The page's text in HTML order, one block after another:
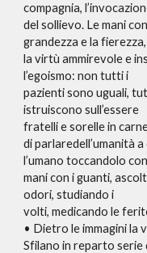
compagnia,
del sollievo. Le mani
grandezza e la fierezza,
la virtù ammirevole e
l’egoismo: non tutti i
pazienti sono uguali,
istruiscono sull’essere
fratelli e sorelle in
di parlaredell’umanità
l’umano toccandolo
mani con i guanti,
odori, studiando i
volti, medicando le
• Dietro le immagini la
Sfilano in reparto serie